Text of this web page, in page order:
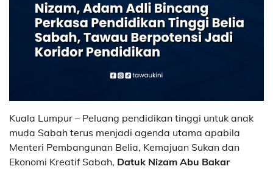
Kuala Lumpur – Peluang pendidikan tinggi untuk anak
muda Sabah terus menjadi agenda utama apabila
Menteri Pembangunan Belia, Kemajuan Sukan dan
Ekonomi Kreatif Sabah, Datuk Nizam Abu Bakar